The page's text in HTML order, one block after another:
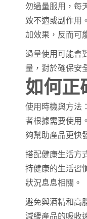
勿過量服用，每
致不適或副作用
加效果，反而可
過量使用可能會
量，對於確保安
如何正
使用時機與方法
者根據需要使用
夠幫助產品更快
搭配健康生活方
持健康的生活習
狀況息息相關。
避免與酒精和高
減緩產品的吸收